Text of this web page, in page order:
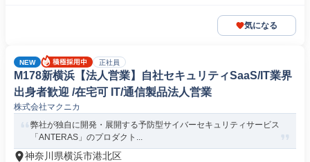
気になる
NEW 正社員
M178新横浜【法人営業】自社セキュリティSaaS/IT業界
出身者歓迎 /在宅可 IT/通信製品法人営業
株式会社マクニカ
弊社が独自に開発・展開する予防型サイバーセキュリティサービス
「ANTERAS」のプロダクト...
神奈川県横浜市港北区